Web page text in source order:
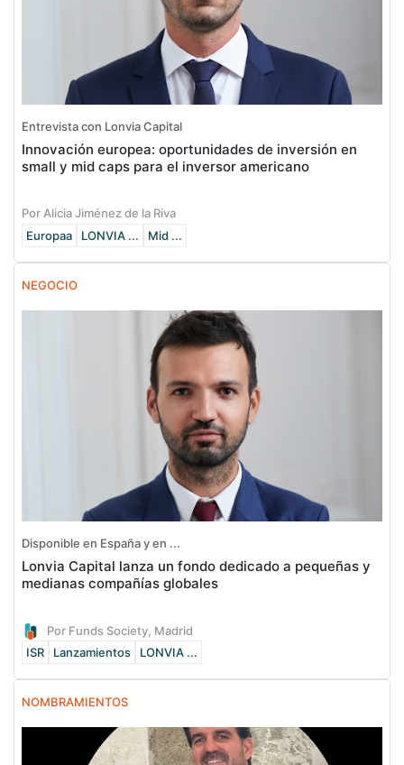
Entrevista con Lonvia Capital
Innovación europea: oportunidades de inversión en
small y mid caps para el inversor americano
Por Alicia Jiménez de la Riva
Europaa
LONVIA ... Mid ...
NEGOCIO
Disponible en España y en ...
Lonvia Capital lanza un fondo dedicado a pequeñas y
medianas compañías globales
Por Funds Society, Madrid
ISR
Lanzamientos LONVIA ...
NOMBRAMIENTOS